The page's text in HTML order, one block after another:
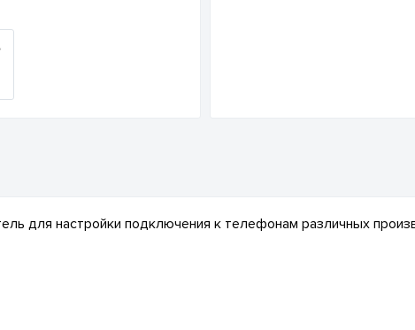
для настройки подключения к телефонам различных